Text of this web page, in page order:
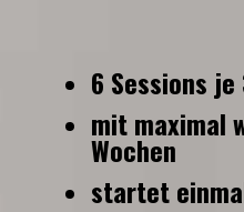
6 Sessions je
mit maximal
Wochen
startet